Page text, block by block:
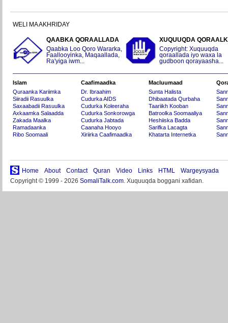
WELI MA AKHRIDAY
QAABKA QORAALLADA
Qaabka Loo Qoro Wararka,
Faallooyinka, Maqaallada,
Ra'yiga iwm...
XUQUUQDA
Copyright: Xuquuqda
qoraallada iyo waxa la
gudboon qorayaasha...
Islam
Quraanka Kariimka
Siiradii Rasuulka
Saxaabadii Rasuulka
Axkaamka Salaadda
Zakada Maalka
Ramadaanka
Ribo Soomaali
Caafimaadka
Dr. Ibraahim
Cudurka AIDS
Cudurka Koleeraha
Cudurka Sonkorowga
Cudurka Jabtada
Caanaha Hooyo
Xiriirka Caafimaadka
Macluumaad
Sunta Halista
Dhibaatada Qurbaha
Taariikh Kooban
Batroolka Soomaaliya
Heshiiska Badda
Sarifka Lacagta
Khatarta Internetka
Home About Contact Quran Video Links HTML
Wargeysyada
Copyright © 1999 - 2026 SomaliTalk.com. Xuquuqda boggani xafidan.